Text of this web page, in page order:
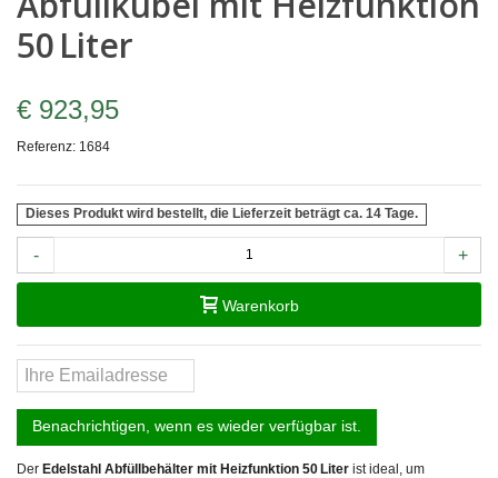
50 Liter
€ 923,95
Referenz: 1684
Dieses Produkt wird bestellt, die Lieferzeit beträgt ca. 14 Tage.
- +
Warenkorb
Benachrichtigen, wenn es wieder verfügbar ist.
Der Edelstahl Abfüllbehälter mit Heizfunktion 50 Liter ist ideal, um